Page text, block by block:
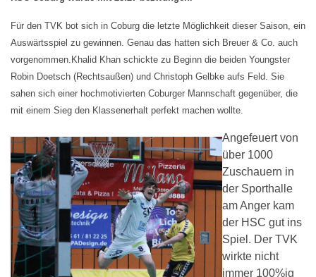
Für den TVK bot sich in Coburg die letzte Möglichkeit dieser Saison, ein
Auswärtsspiel zu gewinnen. Genau das hatten sich Breuer & Co. auch
vorgenommen.Khalid Khan schickte zu Beginn die beiden Youngster
Robin Doetsch (Rechtsaußen) und Christoph Gelbke aufs Feld. Sie
sahen sich einer hochmotivierten Coburger Mannschaft gegenüber, die
mit einem Sieg den Klassenerhalt perfekt machen wollte.
Angefeuert von
über 1000
Zuschauern in
der Sporthalle
am Anger kam
der HSC gut ins
Spiel. Der TVK
wirkte nicht
immer 100%ig